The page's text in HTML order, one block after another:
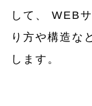
して、 WEB
り方や構造な
します。